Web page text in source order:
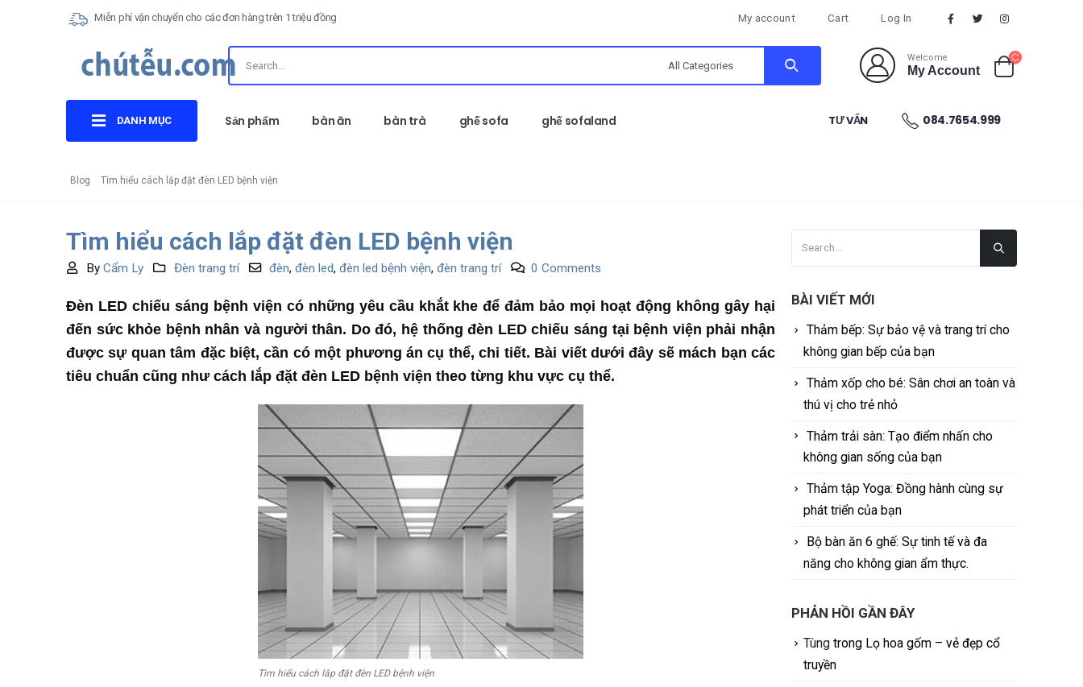
Miễn phí vận chuyển cho các đơn hàng trên 1 triệu đồng My account Cart Log In
Welcome
My Account
DANH MỤC Sản phẩm bàn ăn bàn trà ghế sofa ghế sofaland TƯ VẤN 084.7654.999
Blog Tìm hiểu cách lắp đặt đèn LED bệnh viện
Tìm hiểu cách lắp đặt đèn LED bệnh viện
By Cẩm Ly Đèn trang trí đèn, đèn led, đèn led bệnh viện, đèn trang trí 0 Comments
Đèn LED chiếu sáng bệnh viện có những yêu cầu khắt khe để đảm bảo mọi hoạt động không gây hại
đến sức khỏe bệnh nhân và người thân. Do đó, hệ thống đèn LED chiếu sáng tại bệnh viện phải nhận
được sự quan tâm đặc biệt, cần có một phương án cụ thể, chi tiết. Bài viết dưới đây sẽ mách bạn các
tiêu chuẩn cũng như cách lắp đặt đèn LED bệnh viện theo từng khu vực cụ thể.
Tìm hiểu cách lắp đặt đèn LED bệnh viện
BÀI VIẾT MỚI
Thảm bếp: Sự bảo vệ và trang trí cho
không gian bếp của bạn
Thảm xốp cho bé: Sân chơi an toàn và
thú vị cho trẻ nhỏ
Thảm trải sàn: Tạo điểm nhấn cho
không gian sống của bạn
Thảm tập Yoga: Đồng hành cùng sự
phát triển của bạn
Bộ bàn ăn 6 ghế: Sự tinh tế và đa
năng cho không gian ẩm thực.
PHẢN HỒI GẦN ĐÂY
Tùng trong Lọ hoa gốm – vẻ đẹp cổ
truyền